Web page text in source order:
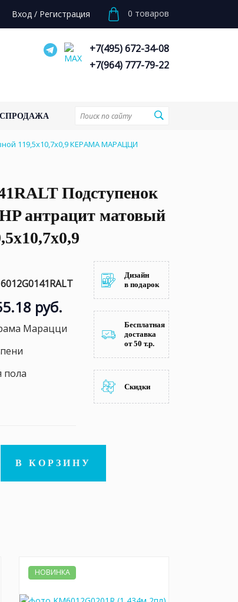
Вход / Регистрация 0 товаров
+7(495) 672-34-08
+7(964) 777-79-22
119,5x10,7x0,9 КЕРАМА МАРАЦЦИ
Подступенок
антрацит матовый
руб.
Марацци
пола
В КОРЗИНУ
Дизайн
в подарок
Бесплатная
доставка
от 50 т.р.
Скидки
НОВИНКА